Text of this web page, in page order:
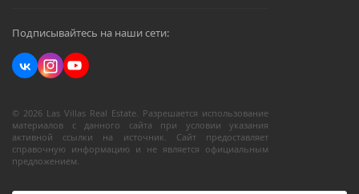
Подписывайтесь на наши сети:
© 2026 Las Villas Real Estate. Разрешается использование
материалов с данного сайта при условии указания
активной ссылки на источник. Сайт предоставляет
справочную информацию и не является официальным
предложением.